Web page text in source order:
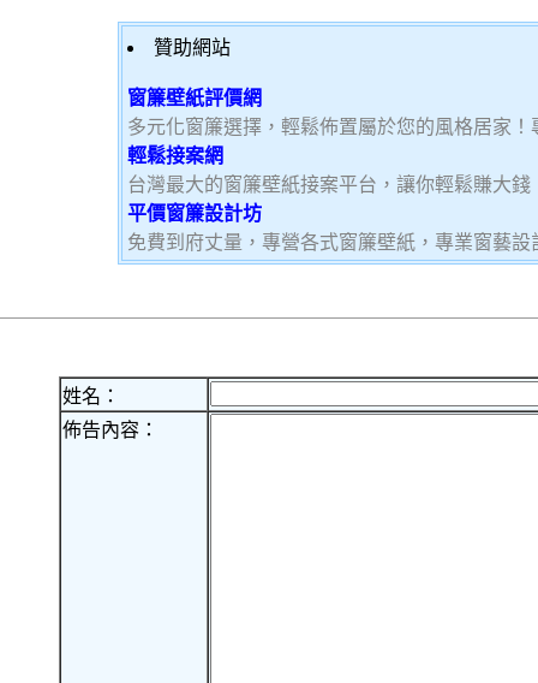
贊助網站
窗簾壁紙評價網
多元化窗簾選擇，輕鬆佈置屬於您的風格居家
輕鬆接案網
台灣最大的窗簾壁紙接案平台，讓你輕鬆賺大
平價窗簾設計坊
免費到府丈量，專營各式窗簾壁紙，專業窗藝
姓名：
佈告內容：